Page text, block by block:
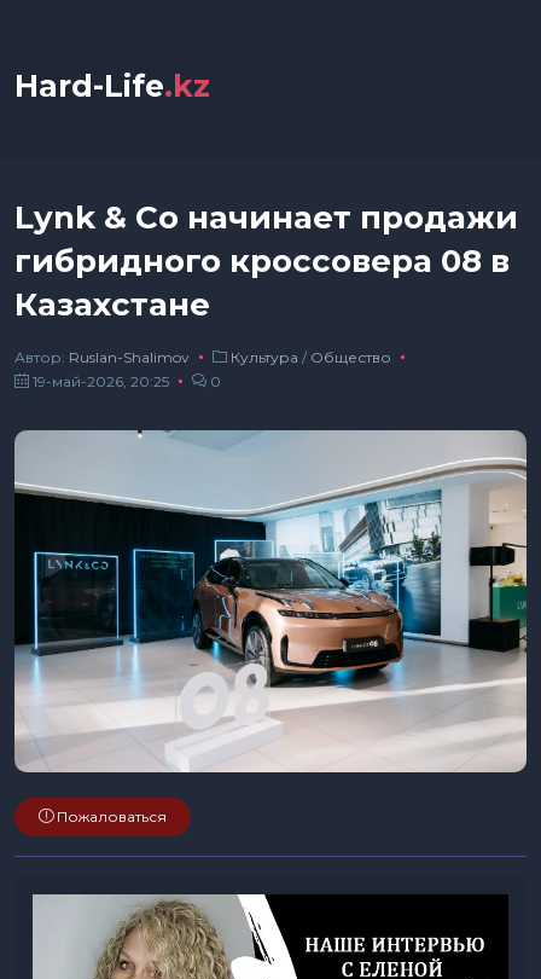
Hard-Life.kz
Lynk & Co начинает продажи
гибридного кроссовера 08 в
Казахстане
Автор: Ruslan-Shalimov Культура / Общество
19-май-2026, 20:25
0
Пожаловаться